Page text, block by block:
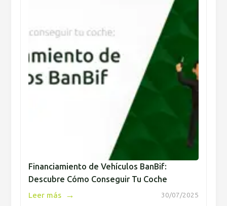
Financiamiento de Vehículos BanBif:
Descubre Cómo Conseguir Tu Coche
30/07/2025
Leer más →